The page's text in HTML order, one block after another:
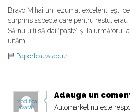
Bravo Mihai un rezumat excelent, ești
surprins aspecte care pentru restul
Să nu uiți să dai “paste” și la următorul
uităm.
Raportează abuz
Modifica
avatar
Adauga un
Automarket nu este